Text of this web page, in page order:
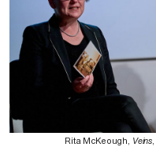
Rita McKeough, Veins